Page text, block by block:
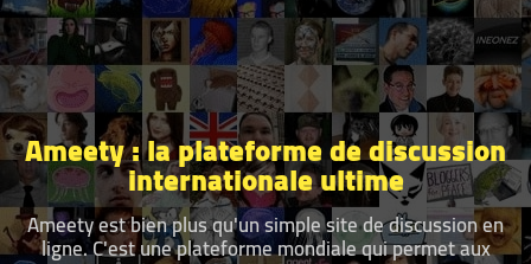
Ameety : la plateforme de discussion
internationale ultime
Ameety est bien plus qu'un simple site de discussion en
ligne. C'est une plateforme mondiale qui permet aux